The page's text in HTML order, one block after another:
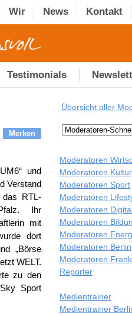
Wir News Kontakt
Testimonials
Merken
und
Verstand
das RTL-
Ihr
mit
dort
„Börse
WELT.
zu den
Sport
Übersicht aller
Moderatoren
Moderatoren Kultur
Moderatoren Sport
Moderatoren
Moderatoren
Moderatoren
Moderatoren
Moderatoren Berlin
Moderatoren
Reporter
Medientrainer
Medientrainer